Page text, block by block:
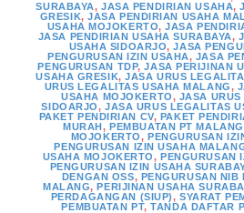
SURABAYA,JASA PENDIRIAN USAHA,
GRESIK,JASA PENDIRIAN USAHA
USAHA MOJOKERTO,JASA
JASA PENDIRIAN USAHA SURABAYA,
USAHA SIDOARJO,JASA
PENGURUSAN IZIN USAHA, JASA
PENGURUSAN TDP,JASA PERIJINAN
USAHA GRESIK,JASA URUS
URUS LEGALITAS USAHA MALANG,
USAHA MOJOKERTO, JASA
SIDOARJO,JASA URUS LEGALITAS
PAKET PENDIRIAN CV, PAKET
MURAH,PEMBUATAN PT MALANG
MOJOKERTO, PENGURUSAN
PENGURUSAN IZIN USAHA
USAHA MOJOKERTO,PENGURUSAN
PENGURUSAN IZIN USAHA
DENGAN OSS, PENGURUSAN NIB
MALANG,PERIJINAN USAHA
PERDAGANGAN (SIUP),SYARAT
PEMBUATAN PT,TANDA DAFTAR